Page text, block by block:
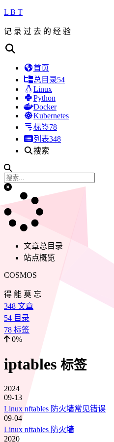
L B T
记 录 过 去 的 经 验
首页
总目录54
Linux
Python
Docker
Kubernetes
标签78
列表348
搜索
文章总目录
站点概览
COSMOS
得 能 莫 忘
348 文章
54 目录
78 标签
0%
iptables 标签
2024
09-13
Linux nftables 防火墙常见错误
09-04
Linux nftables 防火墙
2020